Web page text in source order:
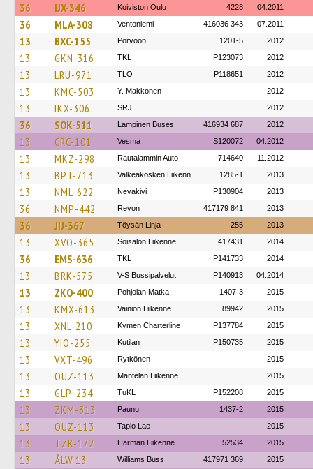
36 IJX-346 Koiviston Oulu 4228 04.2011
36 MLA-308 Ventoniemi 416036 343 07.2011
13 BXC-155 Porvoon 1201-5 2012
13 GKN-316 TKL P123073 2012
13 LRU-971 TLO P118651 2012
13 KMC-503 Y. Makkonen 2012
13 IKX-306 SRJ 2012
36 SOK-511 Lampinen Buses 416934 687 2012
13 CRC-101 Vesma S120072 04.2012
13 MKZ-298 Rautalammin Auto 714640 11.2012
13 BPT-713 Valkeakosken Liikenn 1285-1 2013
13 NML-622 Nevakivi P130904 2013
36 NMP-442 Revon 417179 841 2013
36 JIJ-367 Töysän Linja 255 2013
13 XVO-365 Soisalon Liikenne 417431 2014
36 EMS-636 TKL P141733 2014
13 BRK-575 V-S Bussipalvelut P140913 04.2014
13 ZKO-400 Pohjolan Matka 1407-3 2015
13 KMX-613 Vainion Liikenne 89942 2015
13 XNL-210 Kymen Charterline P137784 2015
13 YIO-255 Kutilan P150735 2015
13 VXT-496 Rytkönen 2015
13 OUZ-113 Mantelan Liikenne 2015
13 GLP-234 TuKL P152208 2015
13 ZKM-313 Paunu 1437-2 2015
13 OUZ-113 Tapio Lae 2015
13 TZK-172 Härmän Liikenne 52534 2015
13 ÅLW 13 Williams Buss 417971 369 2015